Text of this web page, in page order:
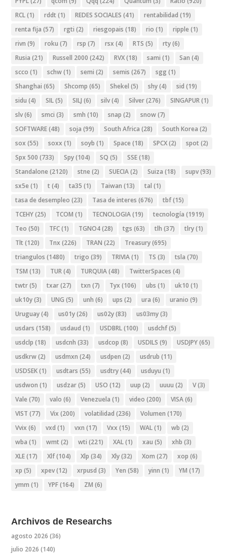
RCL(1) rddt (1) REDES SOCIALES (41) rentabilidad (19)
renta fija (57) rgti (2) riesgopais (18) rio (1) ripple (1)
rivn (9) roku (7) rsp (7) rsx (4) RTS (5) rty(6)
Rusia (21) Russell 2000 (242) RVX(18) sami (1) San (4)
scco (1) schw(1) semi (2) semis (267) sgg (1)
Shanghai (65) Shcomp (65) Shekel (5) shy(4) sid (19)
sidu (4) SIL(5) SILJ (6) silv(4) Silver(276) SINGAPUR(1)
slv(6) smci (3) smh (10) snap (2) snow(7)
SOFTWARE(48) soja (99) South Africa (28) South Korea (2)
sox (55) soxx (1) soyb (1) Space (18) SPCX(2) spot (2)
Spx 500 (733) Spy(104) SQ (5) SSE(18)
Standalone (2120) stne (2) SUECIA(2) Suiza (18) supv(93)
sx5e (1) t (4) ta35 (1) Taiwan (13) tal (1)
tasa de desempleo (23) Tasa de interes (676) tbf(15)
TCEHY(25) TCOM (1) TECNOLOGIA(19) tecnología (1919)
Teo (50) TFC(1) TGNO4(28) tgs (63) tlh (37) tlry(1)
Tlt (120) Tnx (226) TRAN (22) Treasury(695)
triangulos (1480) trigo (39) TRIVIA(1) TS (3) tsla (70)
TSM (13) TUR(4) TURQUIA(48) TwitterSpaces (4)
twtr(5) txar(27) txn (7) Tyx (106) ubs (1) uk10 (1)
uk10y(3) UNG (5) unh (6) ups (2) ura (6) uranio (9)
Uruguay(4) us01y(26) us02y(83) us03my(3)
usdars (158) usdaud (1) USDBRL(100) usdchf(5)
usdclp (18) usdcnh (33) usdcop (8) USDILS (9) USDJPY(65)
usdkrw(2) usdmxn (24) usdpen (2) usdrub (11)
USDSEK(1) usdtars (55) usdtry(44) usduyu (1)
usdwon (1) usdzar(5) USO (12) uup (2) uuuu (2) V(3)
Vale (70) valo (6) Venezuela (1) video (200) VISA(6)
VIST (77) Vix (200) volatilidad (236) Volumen (170)
Vvix (6) vxd (1) vxn (17) Vxx (15) WAL(1) wb (2)
wba (1) wmt (2) wti (221) XAL(1) xau (5) xhb (3)
XLE(17) Xlf(104) Xlp (34) Xly(32) Xom (27) xop (6)
xp (5) xpev(12) xrpusd (3) Yen (58) yinn (1) YM (17)
ymm (1) YPF(164) ZM (6)
Archivos de Researchs
agosto 2026 (36)
julio 2026 (140)